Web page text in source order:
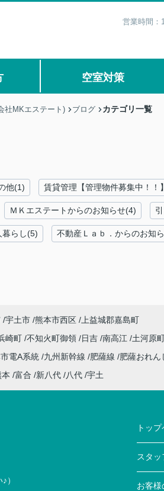
営業時間：
空室対策
社MKエステート) ブログ カテゴリ一覧
他(1) 賃貸管理【管理物件募集中！！
ＭＫエステートからのお知らせ(4)
暮らし(5) 不動産Ｌａｂ．からのお知
宇土市 熊本市西区
上益城郡嘉島町
崎町 不知火町御領 日吉 南高江 土河原
電A系統 九州新幹線 肥薩線
肥薩おれん
富合 新八代 八代 宇土
）
トッ
スタッ
お客様